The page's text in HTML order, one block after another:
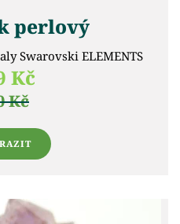
perlový
Swarovski ELEMENTS
Kč
Kč